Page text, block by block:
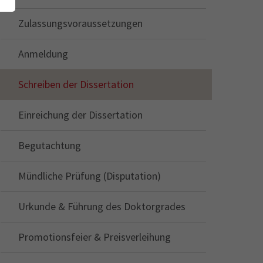
Zulassungsvoraussetzungen
Anmeldung
Schreiben der Dissertation
Einreichung der Dissertation
Begutachtung
Mündliche Prüfung (Disputation)
Urkunde & Führung des Doktorgrades
Promotionsfeier & Preisverleihung